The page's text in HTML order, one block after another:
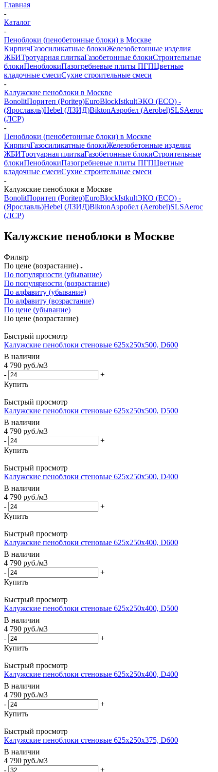
Главная
-
Каталог
-
Пеноблоки (пенобетонные блоки) в Москве
КирпичГазосиликатные блокиЖелезобетонные изделия
ЖБИТротуарная плиткаГазобетонные блокиСтроительные
блокиПеноблокиПазогребневые плиты ПГПЦветные
кладочные смесиСухие строительные смеси
-
Калужские пеноблоки в Москве
BonolitПоритеп (Poritep)EuroBlockIstkultЭКО (ECO) -
(Ярославль)Hebel (ЛЗИД)BiktonАэробел (Aerobel)SLSAeroc
(ЛСР)
-
Пеноблоки (пенобетонные блоки) в Москве
КирпичГазосиликатные блокиЖелезобетонные изделия
ЖБИТротуарная плиткаГазобетонные блокиСтроительные
блокиПеноблокиПазогребневые плиты ПГПЦветные
кладочные смесиСухие строительные смеси
-
Калужские пеноблоки в Москве
BonolitПоритеп (Poritep)EuroBlockIstkultЭКО (ECO) -
(Ярославль)Hebel (ЛЗИД)BiktonАэробел (Aerobel)SLSAeroc
(ЛСР)
Калужские пеноблоки в Москве
Фильтр
По цене (возрастание)
По популярности (убывание)
По популярности (возрастание)
По алфавиту (убывание)
По алфавиту (возрастание)
По цене (убывание)
По цене (возрастание)
Быстрый просмотр
Калужские пеноблоки стеновые 625x250x500, D600
В наличии
4 790 руб./м3
-
+
Купить
Быстрый просмотр
Калужские пеноблоки стеновые 625x250x500, D500
В наличии
4 790 руб./м3
-
+
Купить
Быстрый просмотр
Калужские пеноблоки стеновые 625x250x500, D400
В наличии
4 790 руб./м3
-
+
Купить
Быстрый просмотр
Калужские пеноблоки стеновые 625x250x400, D600
В наличии
4 790 руб./м3
-
+
Купить
Быстрый просмотр
Калужские пеноблоки стеновые 625x250x400, D500
В наличии
4 790 руб./м3
-
+
Купить
Быстрый просмотр
Калужские пеноблоки стеновые 625x250x400, D400
В наличии
4 790 руб./м3
-
+
Купить
Быстрый просмотр
Калужские пеноблоки стеновые 625x250x375, D600
В наличии
4 790 руб./м3
-
+